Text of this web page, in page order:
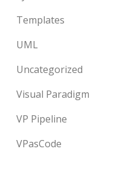
Templates
UML
Uncategorized
Visual Paradigm
VP Pipeline
VPasCode